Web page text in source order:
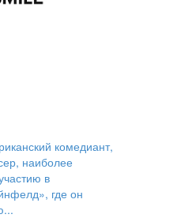
комедиант,
наиболее
в
где он